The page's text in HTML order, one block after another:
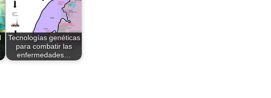
Tecnologías genéticas
para combatir las
enfermedades…